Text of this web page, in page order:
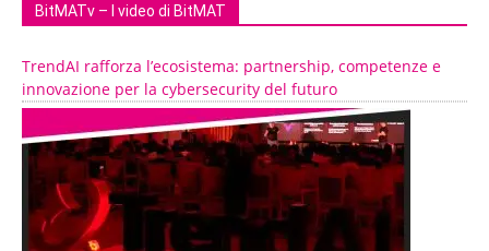
BitMATv – I video di BitMAT
TrendAI rafforza l’ecosistema: partnership, competenze e
innovazione per la cybersecurity del futuro